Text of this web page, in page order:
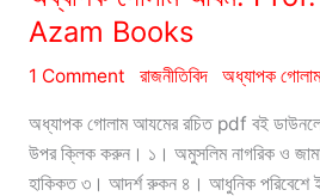
Azam Books
1 Comment রাজনীতিবিদ অধ্যাপক
অধ্যাপক গোলাম আযমের রচিত pdf বই
উপর ক্লিক করুন। ১। অমুসলিম নাগরিক ও
হাকিকত ৩। আদর্শ রুকন ৪। আধুনিক পরিবেশে